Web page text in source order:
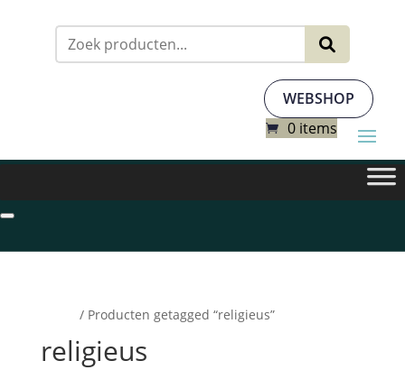
WEBSHOP
0 items
/ Producten getagged “religieus”
religieus